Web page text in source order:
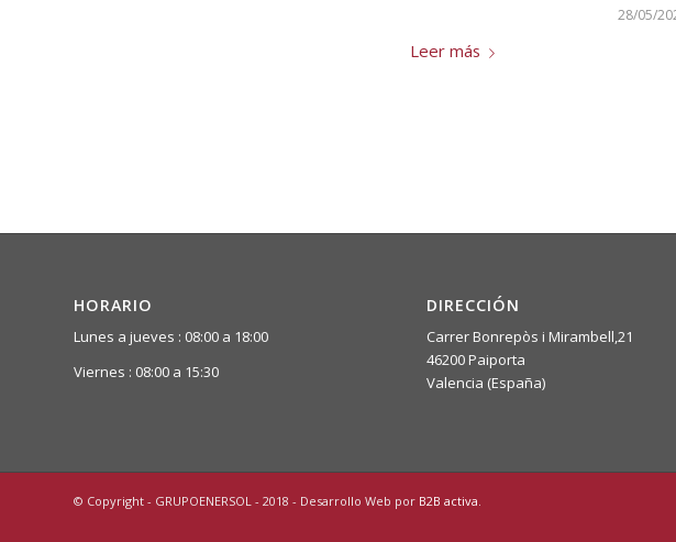
28/05/
Leer más
HORARIO
Lunes a jueves : 08:00 a 18:00
Viernes : 08:00 a 15:30
DIRECCIÓN
Carrer Bonrepòs i Mirambell,21
46200 Paiporta
Valencia (España)
© Copyright - GRUPOENERSOL - 2018 - Desarrollo Web por B2B activa